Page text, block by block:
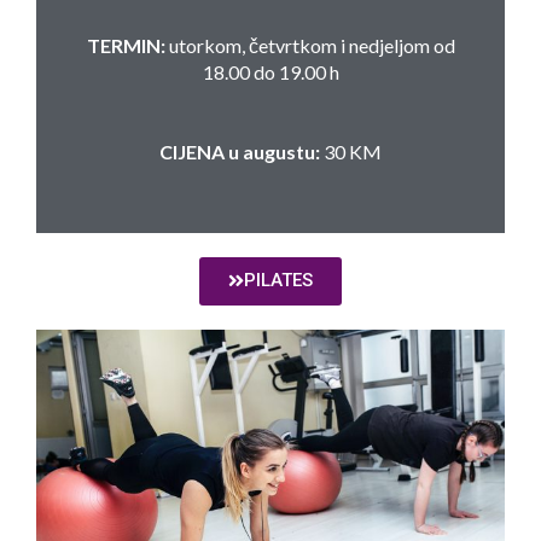
TERMIN:utorkom, četvrtkom i nedjeljom od
18.00 do 19.00 h
CIJENA u augustu: 30 KM
PILATES